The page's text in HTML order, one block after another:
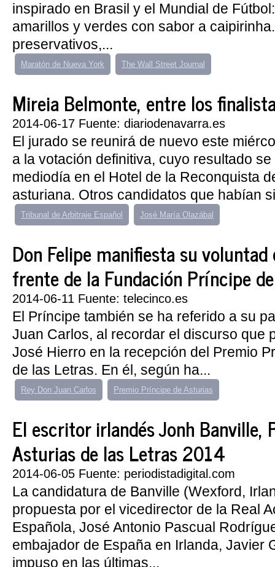
inspirado en Brasil y el Mundial de
amarillos y verdes con sabor a
preservativos,...
Maratón de Nueva York The Wall Street Journal
Mireia Belmonte, entre los
2014-06-17 Fuente: diariodenavarra.es
El jurado se reunirá de nuevo este
a la votación definitiva, cuyo resultado
mediodía en el Hotel de la Reconquista
asturiana. Otros candidatos que habían
Tribunal de Arbitraje Español José María Olazábal
Don Felipe manifiesta su
frente de la Fundación Príncipe
2014-06-11 Fuente: telecinco.es
El Príncipe también se ha referido a su
Juan Carlos, al recordar el discurso que
José Hierro en la recepción del Premio
de las Letras. En él, según ha...
Rey Don Juan Carlos Premio Príncipe de Asturias
El escritor irlandés Jonh Banville,
Asturias de las Letras 2014
2014-06-05 Fuente: periodistadigital.com
La candidatura de Banville (Wexford,
propuesta por el vicedirector de la Real
Española, José Antonio Pascual
embajador de España en Irlanda, Javier
impuso en las últimas...